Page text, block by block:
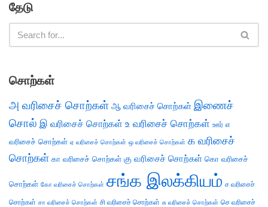
தேடு
சொற்கள்
அ வரிசைச் சொற்கள் ஆ வரிசைச் சொற்கள் இணைச்
சொல் இ வரிசைச் சொற்கள் உ வரிசைச் சொற்கள் ஊர் எ
வரிசைச் சொற்கள் ஏ வரிசைச் சொற்கள் ஒ வரிசைச் சொற்கள் க வரிசைச்
சொற்கள் கா வரிசைச் சொற்கள் கு வரிசைச் சொற்கள் கொ வரிசைச்
சொற்கள் கோ வரிசைச் சொற்கள் சங்க இலக்கியம் ச வரிசைச்
சொற்கள் சா வரிசைச் சொற்கள் சி வரிசைச் சொற்கள் சு வரிசைச் சொற்கள் செ வரிசைச்